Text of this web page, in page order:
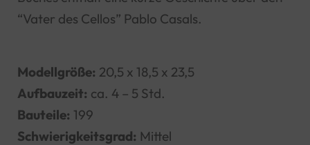
“Vater des Cellos” Pablo Casals.
Modellgröße: 20,5 x 18,5 x 23,5
Aufbauzeit: ca. 4 – 5 Std.
Bauteile: 199
Schwierigkeitsgrad: Mittel